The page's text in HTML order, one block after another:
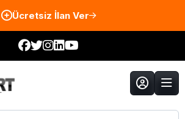
Ücretsiz İlan Ver